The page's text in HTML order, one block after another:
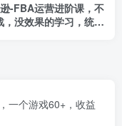
-FBA运营进阶课，不
，没效果的学习，统统
一个游戏60+，收益